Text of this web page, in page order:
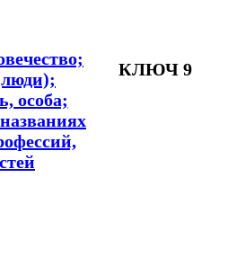
особа;
КЛЮЧ 9